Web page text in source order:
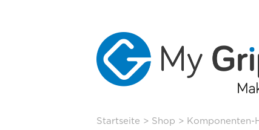
Startseite > Shop > Komponenten-